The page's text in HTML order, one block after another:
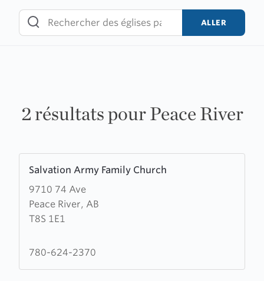
content
ALLER
2 résultats pour Peace River
Salvation Army Family Church
9710 74 Ave
Peace River, AB
T8S 1E1
more
about
Salvation
Army
Church
780-624-2370